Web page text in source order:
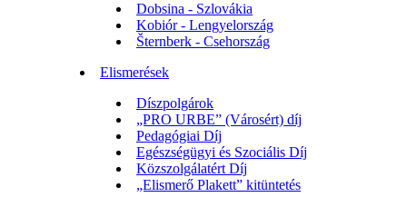
Dobsina - Szlovákia
Kobiór - Lengyelország
Šternberk - Csehország
Elismerések
Díszpolgárok
„PRO URBE” (Városért) díj
Pedagógiai Díj
Egészségügyi és Szociális Díj
Közszolgálatért Díj
„Elismerő Plakett” kitüntetés